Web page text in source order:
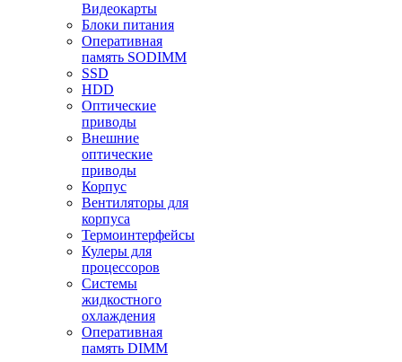
Видеокарты
Блоки питания
Оперативная
память SODIMM
SSD
HDD
Оптические
приводы
Внешние
оптические
приводы
Корпус
Вентиляторы для
корпуса
Термоинтерфейсы
Кулеры для
процессоров
Системы
жидкостного
охлаждения
Оперативная
память DIMM